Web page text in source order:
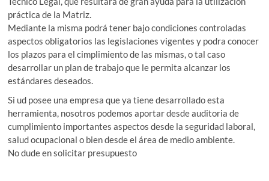
práctica de la Matriz.
Mediante la misma podrá tener bajo condiciones controladas
aspectos obligatorios las legislaciones vigentes y podra conocer
los plazos para el cimplimiento de las mismas, o tal caso
desarrollar un plan de trabajo que le permita alcanzar los
estándares deseados.
Si ud posee una empresa que ya tiene desarrollado esta
herramienta, nosotros podemos aportar desde auditoria de
cumplimiento importantes aspectos desde la seguridad laboral,
salud ocupacional o bien desde el área de medio ambiente.
No dude en solicitar presupuesto